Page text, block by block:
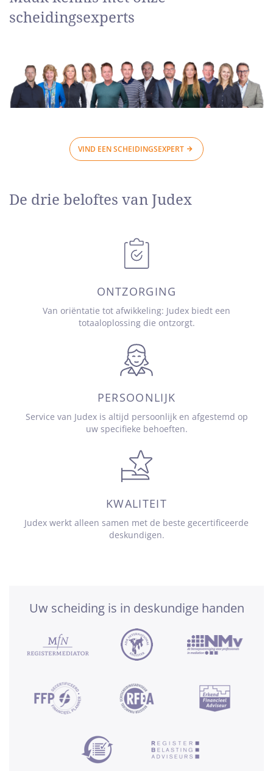
scheidingsexperts
VIND EEN SCHEIDINGSEXPERT
De drie beloftes van Judex
ONTZORGING
Van oriëntatie tot afwikkeling: Judex biedt een
totaaloplossing die ontzorgt.
PERSOONLIJK
Service van Judex is altijd persoonlijk en afgestemd op
uw specifieke behoeften.
KWALITEIT
Judex werkt alleen samen met de beste gecertificeerde
deskundigen.
Uw scheiding is in deskundige handen